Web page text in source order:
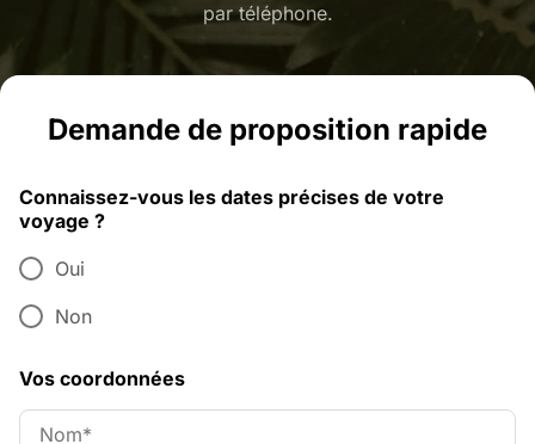
par téléphone.
Demande de proposition rapide
Connaissez-vous les dates précises de votre
voyage ?
Oui
Non
Vos coordonnées